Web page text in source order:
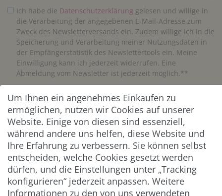
Ich habe die Daten­schutz­erklärung gelesen und willige in
die Verarbeitung der angegebenen E-Mail-Adresse zum
Zweck des Newsletterversands ein. Zudem willige ich in die
Speicherung und Verarbeitung meiner Nutzungsdaten in
der Empfängerstatistik des Newslettertools ein. Meine
Einwilligung kann ich jederzeit widerrufen. Eine
Abmeldung vom Newsletter ist jederzeit möglich.**
Abonnieren
** Hierbei handelt es sich um ein Pflichtfeld.
ZAHLUNG & VERSAND
Um Ihnen ein angenehmes Einkaufen zu
ermöglichen, nutzen wir Cookies auf unserer
Website. Einige von diesen sind essenziell,
während andere uns helfen, diese Website und
Ihre Erfahrung zu verbessern. Sie können selbst
entscheiden, welche Cookies gesetzt werden
dürfen, und die Einstellungen unter „Tracking
konfigurieren“ jederzeit anpassen. Weitere
Informationen zu den von uns verwendeten